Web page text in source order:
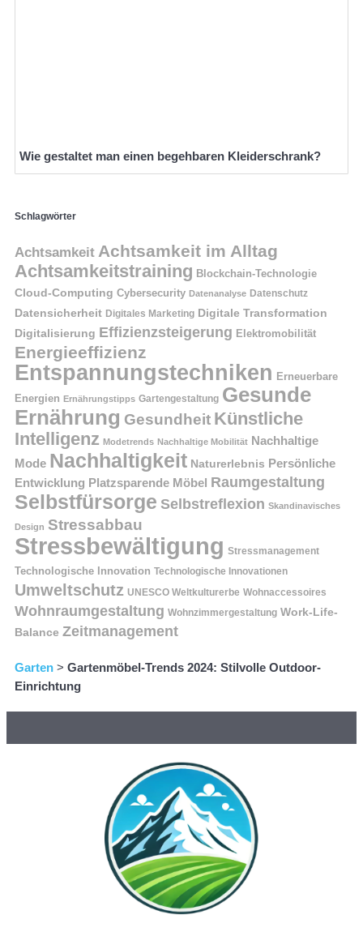
Wie gestaltet man einen begehbaren Kleiderschrank?
Schlagwörter
Achtsamkeit Achtsamkeit im Alltag
Achtsamkeitstraining Blockchain-Technologie
Cloud-Computing Cybersecurity Datenanalyse Datenschutz
Datensicherheit Digitales Marketing Digitale Transformation
Digitalisierung Effizienzsteigerung Elektromobilität
Energieeffizienz
Entspannungstechniken Erneuerbare
Energien Ernährungstipps Gartengestaltung Gesunde
Ernährung Gesundheit Künstliche
Intelligenz Modetrends Nachhaltige Mobilität Nachhaltige
Mode Nachhaltigkeit Naturerlebnis Persönliche
Entwicklung Platzsparende Möbel Raumgestaltung
Selbstfürsorge Selbstreflexion Skandinavisches
Design Stressabbau
Stressbewältigung Stressmanagement
Technologische Innovation Technologische Innovationen
Umweltschutz UNESCO Weltkulturerbe Wohnaccessoires
Wohnraumgestaltung Wohnzimmergestaltung Work-Life-
Balance Zeitmanagement
Garten > Gartenmöbel-Trends 2024: Stilvolle Outdoor-
Einrichtung